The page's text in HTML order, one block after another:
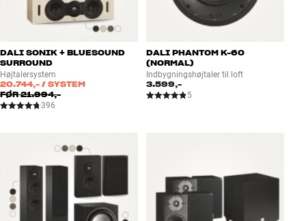
DALI SONIK + BLUESOUND
SURROUND
Højtalersystem
20.744,- / SYSTEM
FØR21.994,-
396
DALI PHANTOM K-60
(NORMAL)
Indbygningshøjtaler til loft
3.599,-
5